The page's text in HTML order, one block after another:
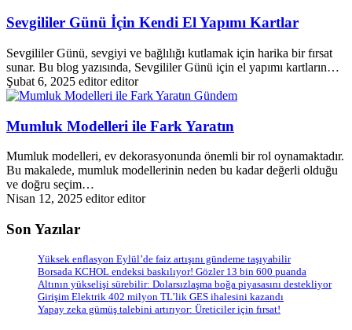
Sevgililer Günü İçin Kendi El Yapımı Kartlar
Sevgililer Günü, sevgiyi ve bağlılığı kutlamak için harika bir fırsat
sunar. Bu blog yazısında, Sevgililer Günü için el yapımı kartların…
Şubat 6, 2025 editor editor
Gündem
Mumluk Modelleri ile Fark Yaratın
Mumluk modelleri, ev dekorasyonunda önemli bir rol oynamaktadır.
Bu makalede, mumluk modellerinin neden bu kadar değerli olduğu
ve doğru seçim…
Nisan 12, 2025 editor editor
Son Yazılar
Yüksek enflasyon Eylül’de faiz artışını gündeme taşıyabilir
Borsada KCHOL endeksi baskılıyor! Gözler 13 bin 600 puanda
Altının yükselişi sürebilir: Dolarsızlaşma boğa piyasasını destekliyor
Girişim Elektrik 402 milyon TL’lik GES ihalesini kazandı
Yapay zeka gümüş talebini artırıyor: Üreticiler için fırsat!